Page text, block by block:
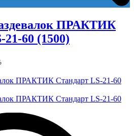
ПРАКТИК
60 (1500)